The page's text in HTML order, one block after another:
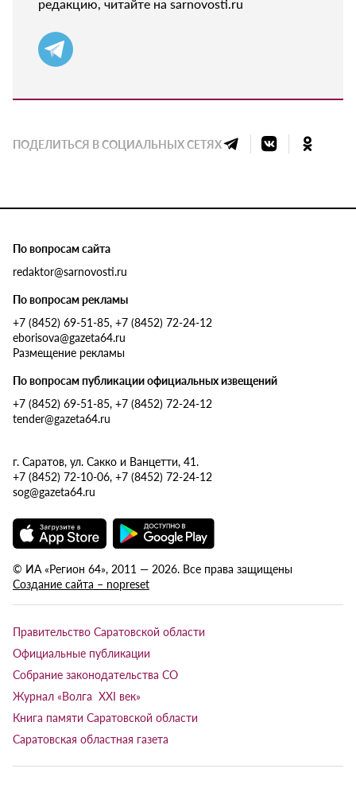
ПОДЕЛИТЬСЯ В СОЦИАЛЬНЫХ СЕТЯХ
По вопросам сайта
redaktor@sarnovosti.ru
По вопросам рекламы
+7 (8452) 69-51-85, +7 (8452) 72-24-12
eborisova@gazeta64.ru
Размещение рекламы
По вопросам публикации официальных извещений
+7 (8452) 69-51-85, +7 (8452) 72-24-12
tender@gazeta64.ru
г. Саратов, ул. Сакко и Ванцетти, 41.
+7 (8452) 72-10-06, +7 (8452) 72-24-12
sog@gazeta64.ru
© ИА «Регион 64», 2011 — 2026. Все права защищены
Создание сайта – nopreset
Правительство Саратовской области
Официальные публикации
Собрание законодательства СО
Журнал «Волга XXI век»
Книга памяти Саратовской области
Саратовская областная газета